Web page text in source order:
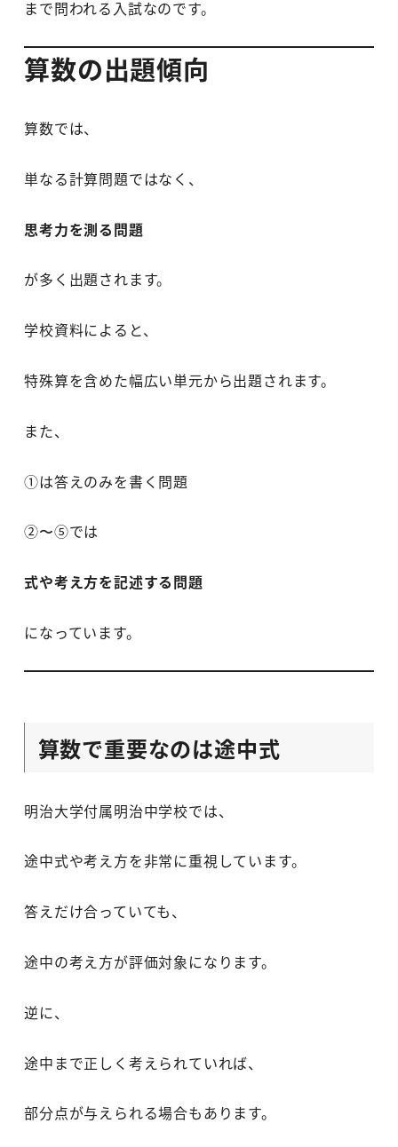
まで問われる入試なのです。
算数の出題傾向
算数では、
単なる計算問題ではなく、
思考力を測る問題
が多く出題されます。
学校資料によると、
特殊算を含めた幅広い単元から出題されます。
また、
①は答えのみを書く問題
②〜⑤では
式や考え方を記述する問題
になっています。
算数で重要なのは途中式
明治大学付属明治中学校では、
途中式や考え方を非常に重視しています。
答えだけ合っていても、
途中の考え方が評価対象になります。
逆に、
途中まで正しく考えられていれば、
部分点が与えられる場合もあります。